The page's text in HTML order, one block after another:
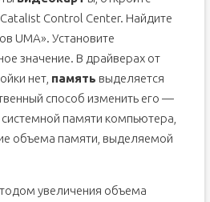
Catalist Control Center. Найдите
UMA». Установите
значение. В драйверах от
нет, память выделяется
способ изменить его —
памяти компьютера,
объема памяти, выделяемой
увеличения объема